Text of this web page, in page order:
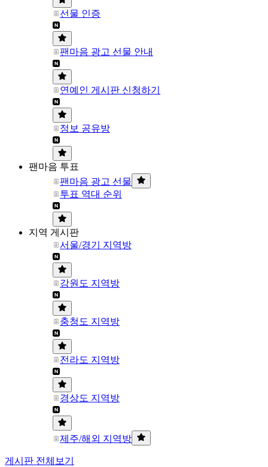
선물 인증
팬마음 광고 선물 안내
연예인 게시판 신청하기
정보 공유방
팬마음 투표
팬마음 광고 선물
투표 역대 순위
지역 게시판
서울/경기 지역방
강원도 지역방
충청도 지역방
전라도 지역방
경상도 지역방
제주/해외 지역방
게시판 전체보기